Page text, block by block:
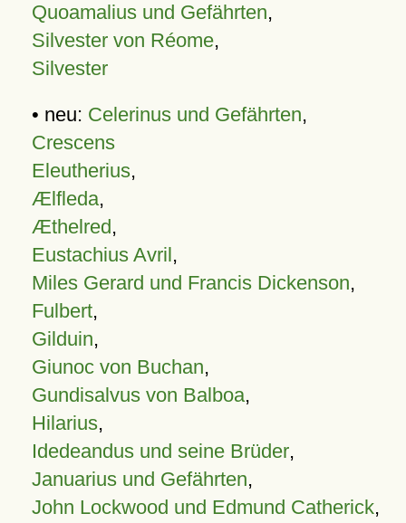
Quoamalius und Gefährten,
Silvester von Réome,
Silvester
• neu: Celerinus und Gefährten,
Crescens
Eleutherius,
Ælfleda,
Æthelred,
Eustachius Avril,
Miles Gerard und Francis Dickenson,
Fulbert,
Gilduin,
Giunoc von Buchan,
Gundisalvus von Balboa,
Hilarius,
Idedeandus und seine Brüder,
Januarius und Gefährten,
John Lockwood und Edmund Catherick,